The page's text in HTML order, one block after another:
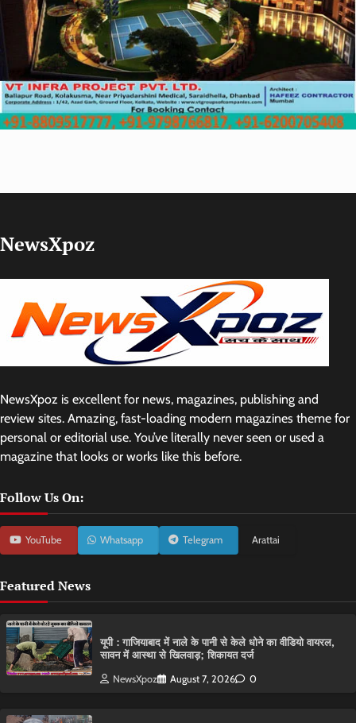
NewsXpoz
NewsXpoz is excellent for news, magazines, publishing and
review sites. Amazing, fast-loading modern magazines theme for
personal or editorial use. You’ve literally never seen or used a
magazine that looks or works like this before.
Follow Us On:
YouTube Whatsapp Telegram Arattai
Featured News
यूपी : गाजियाबाद में नाले के पानी से केले धोने का वीडियो वायरल,
सावन में आस्था से खिलवाड़; शिकायत दर्ज
NewsXpoz August 7, 2026 0